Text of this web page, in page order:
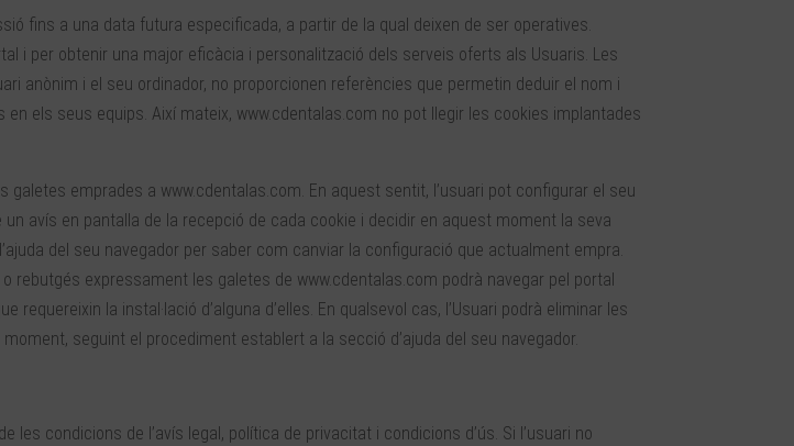
fins a una data futura especificada, a partir de la qual deixen de ser operatives.
i per obtenir una major eficàcia i personalització dels serveis oferts als Usuaris. Les
anònim i el seu ordinador, no proporcionen referències que permetin deduir el nom i
els seus equips. Així mateix, www.cdentalas.com no pot llegir les cookies implantades
emprades a www.cdentalas.com. En aquest sentit, l’usuari pot configurar el seu
avís en pantalla de la recepció de cada cookie i decidir en aquest moment la seva
del seu navegador per saber com canviar la configuració que actualment empra.
rebutgés expressament les galetes de www.cdentalas.com podrà navegar pel portal
la instal·lació d’alguna d’elles. En qualsevol cas, l’Usuari podrà eliminar les
seguint el procediment establert a la secció d’ajuda del seu navegador.
les condicions de l’avís legal, política de privacitat i condicions d’ús. Si l’usuari no